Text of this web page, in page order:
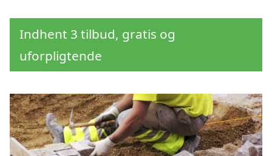
Indhent 3 tilbud, gratis og
uforpligtende